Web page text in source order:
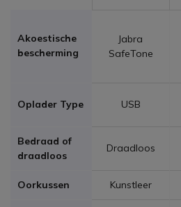
Akoestische
bescherming
Jabra
SafeTone
Oplader Type USB
Bedraad of
draadloos
Draadloos
Oorkussen Kunstleer